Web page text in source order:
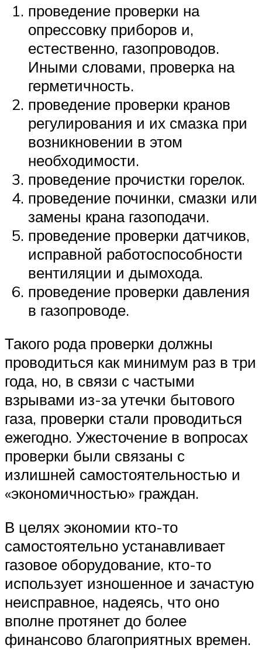
проведение проверки на
опрессовку приборов и,
естественно, газопроводов.
Иными словами, проверка на
герметичность.
проведение проверки кранов
регулирования и их смазка при
возникновении в этом
необходимости.
проведение прочистки горелок.
проведение починки, смазки или
замены крана газоподачи.
проведение проверки датчиков,
исправной работоспособности
вентиляции и дымохода.
проведение проверки давления
в газопроводе.
Такого рода проверки должны
проводиться как минимум раз в три
года, но, в связи с частыми
взрывами из-за утечки бытового
газа, проверки стали проводиться
ежегодно. Ужесточение в вопросах
проверки были связаны с
излишней самостоятельностью и
«экономичностью» граждан.
В целях экономии кто-то
самостоятельно устанавливает
газовое оборудование, кто-то
использует изношенное и зачастую
неисправное, надеясь, что оно
вполне протянет до более
финансово благоприятных времен.